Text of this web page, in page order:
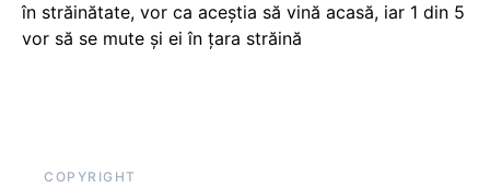
în străinătate, vor ca aceștia să vină acasă, iar 1 din 5
vor să se mute și ei în țara străină
COPYRIGHT